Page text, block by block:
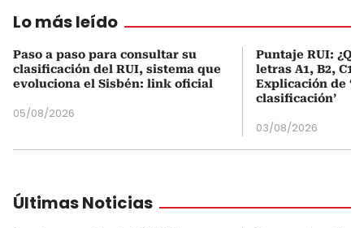
Lo más leído
Paso a paso para consultar su
clasificación del RUI, sistema que
evoluciona el Sisbén: link oficial
05/08/2026
Puntaje RUI:
letras A1, B2, C1
Explicación de
clasificación’
03/08/2026
Últimas Noticias